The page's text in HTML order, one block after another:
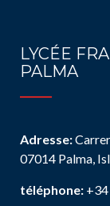
LYCÉE
PALMA
Adresse:
07014 Palma,
téléphone: